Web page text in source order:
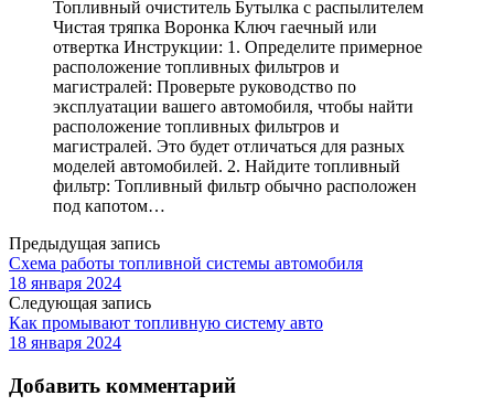
Топливный очиститель Бутылка с распылителем
Чистая тряпка Воронка Ключ гаечный или
отвертка Инструкции: 1. Определите примерное
расположение топливных фильтров и
магистралей: Проверьте руководство по
эксплуатации вашего автомобиля, чтобы найти
расположение топливных фильтров и
магистралей. Это будет отличаться для разных
моделей автомобилей. 2. Найдите топливный
фильтр: Топливный фильтр обычно расположен
под капотом…
Предыдущая запись
Схема работы топливной системы автомобиля
18 января 2024
Следующая запись
Как промывают топливную систему авто
18 января 2024
Добавить комментарий